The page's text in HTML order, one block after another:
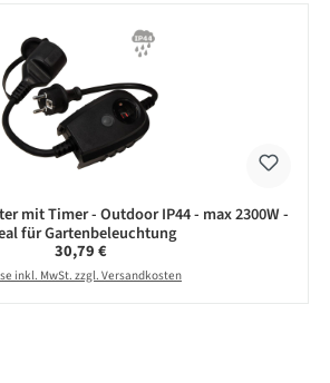
mit Timer - Outdoor IP44 - max 2300W -
für Gartenbeleuchtung
Regulärer Preis:
30,79 €
inkl. MwSt. zzgl. Versandkosten